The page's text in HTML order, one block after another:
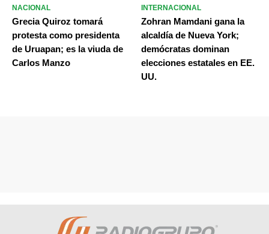
NACIONAL
Grecia Quiroz tomará
protesta como presidenta
de Uruapan; es la viuda de
Carlos Manzo
INTERNACIONAL
Zohran Mamdani gana la
alcaldía de Nueva York;
demócratas dominan
elecciones estatales en EE.
UU.